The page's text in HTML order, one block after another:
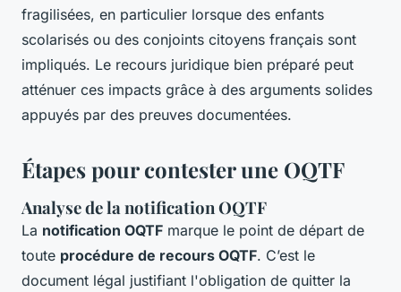
fragilisées, en particulier lorsque des enfants
scolarisés ou des conjoints citoyens français sont
impliqués. Le recours juridique bien préparé peut
atténuer ces impacts grâce à des arguments solides
appuyés par des preuves documentées.
Étapes pour contester une OQTF
Analyse de la notification OQTF
La notification OQTF marque le point de départ de
toute procédure de recours OQTF. C’est le
document légal justifiant l'obligation de quitter la